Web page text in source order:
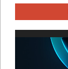
Reproductor